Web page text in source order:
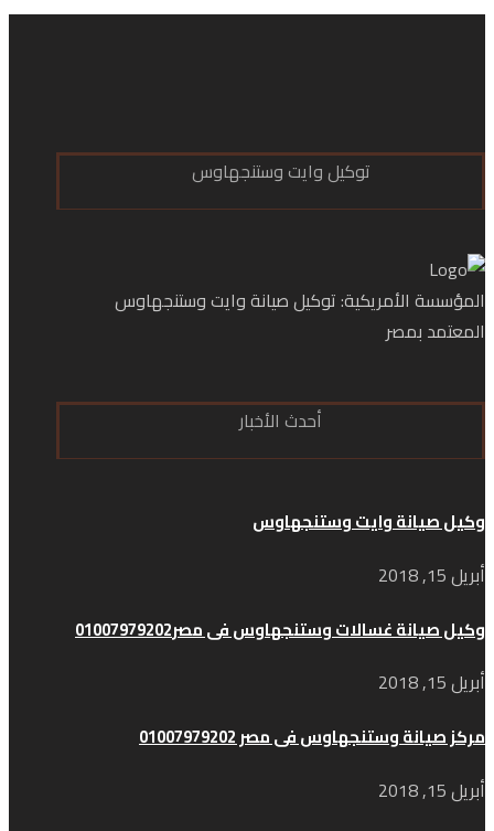
توكيل وايت وستنجهاوس
المؤسسة الأمريكية: توكيل صيانة وايت وستنجهاوس
المعتمد بمصر
أحدث الأخبار
وكيل صيانة وايت وستنجهاوس
أبريل 15, 2018
وكيل صيانة غسالات وستنجهاوس فى مصر01007979202
أبريل 15, 2018
مركز صيانة وستنجهاوس فى مصر 01007979202
أبريل 15, 2018